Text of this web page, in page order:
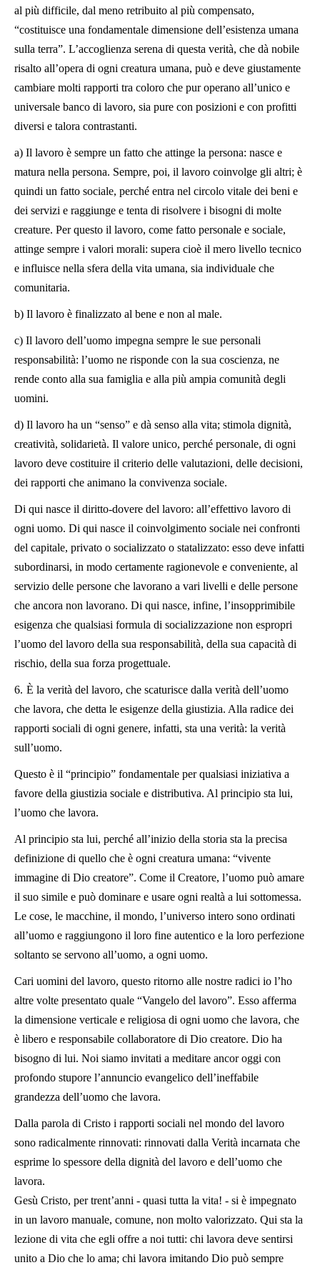
al più difficile, dal meno retribuito al più compensato,
“costituisce una fondamentale dimensione dell’esistenza umana
sulla terra”. L’accoglienza serena di questa verità, che dà nobile
risalto all’opera di ogni creatura umana, può e deve giustamente
cambiare molti rapporti tra coloro che pur operano all’unico e
universale banco di lavoro, sia pure con posizioni e con profitti
diversi e talora contrastanti.
a) Il lavoro è sempre un fatto che attinge la persona: nasce e
matura nella persona. Sempre, poi, il lavoro coinvolge gli altri; è
quindi un fatto sociale, perché entra nel circolo vitale dei beni e
dei servizi e raggiunge e tenta di risolvere i bisogni di molte
creature. Per questo il lavoro, come fatto personale e sociale,
attinge sempre i valori morali: supera cioè il mero livello tecnico
e influisce nella sfera della vita umana, sia individuale che
comunitaria.
b) Il lavoro è finalizzato al bene e non al male.
c) Il lavoro dell’uomo impegna sempre le sue personali
responsabilità: l’uomo ne risponde con la sua coscienza, ne
rende conto alla sua famiglia e alla più ampia comunità degli
uomini.
d) Il lavoro ha un “senso” e dà senso alla vita; stimola dignità,
creatività, solidarietà. Il valore unico, perché personale, di ogni
lavoro deve costituire il criterio delle valutazioni, delle decisioni,
dei rapporti che animano la convivenza sociale.
Di qui nasce il diritto-dovere del lavoro: all’effettivo lavoro di
ogni uomo. Di qui nasce il coinvolgimento sociale nei confronti
del capitale, privato o socializzato o statalizzato: esso deve infatti
subordinarsi, in modo certamente ragionevole e conveniente, al
servizio delle persone che lavorano a vari livelli e delle persone
che ancora non lavorano. Di qui nasce, infine, l’insopprimibile
esigenza che qualsiasi formula di socializzazione non espropri
l’uomo del lavoro della sua responsabilità, della sua capacità di
rischio, della sua forza progettuale.
6. È la verità del lavoro, che scaturisce dalla verità dell’uomo
che lavora, che detta le esigenze della giustizia. Alla radice dei
rapporti sociali di ogni genere, infatti, sta una verità: la verità
sull’uomo.
Questo è il “principio” fondamentale per qualsiasi iniziativa a
favore della giustizia sociale e distributiva. Al principio sta lui,
l’uomo che lavora.
Al principio sta lui, perché all’inizio della storia sta la precisa
definizione di quello che è ogni creatura umana: “vivente
immagine di Dio creatore”. Come il Creatore, l’uomo può amare
il suo simile e può dominare e usare ogni realtà a lui sottomessa.
Le cose, le macchine, il mondo, l’universo intero sono ordinati
all’uomo e raggiungono il loro fine autentico e la loro perfezione
soltanto se servono all’uomo, a ogni uomo.
Cari uomini del lavoro, questo ritorno alle nostre radici io l’ho
altre volte presentato quale “Vangelo del lavoro”. Esso afferma
la dimensione verticale e religiosa di ogni uomo che lavora, che
è libero e responsabile collaboratore di Dio creatore. Dio ha
bisogno di lui. Noi siamo invitati a meditare ancor oggi con
profondo stupore l’annuncio evangelico dell’ineffabile
grandezza dell’uomo che lavora.
Dalla parola di Cristo i rapporti sociali nel mondo del lavoro
sono radicalmente rinnovati: rinnovati dalla Verità incarnata che
esprime lo spessore della dignità del lavoro e dell’uomo che
lavora.
Gesù Cristo, per trent’anni - quasi tutta la vita! - si è impegnato
in un lavoro manuale, comune, non molto valorizzato. Qui sta la
lezione di vita che egli offre a noi tutti: chi lavora deve sentirsi
unito a Dio che lo ama; chi lavora imitando Dio può sempre